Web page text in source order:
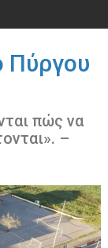
Πύργου
πώς να
–